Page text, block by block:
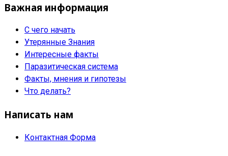
Важная информация
С чего начать
Утерянные Знания
Интересные факты
Паразитическая система
Факты, мнения и гипотезы
Что делать?
Написать нам
Контактная Форма